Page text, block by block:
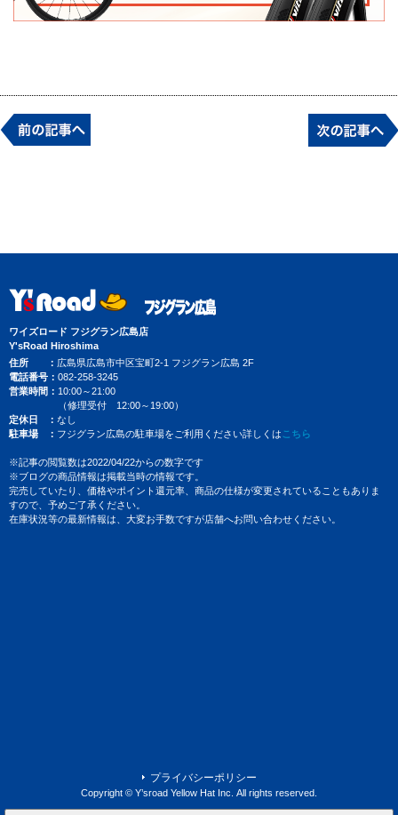
ワイズロード フジグラン広島店
Y'sRoad Hiroshima
住所
広島県広島市中区宝町2-1 フジグラン広島 2F
電話番号
082-258-3245
営業時間
10:00～21:00
（修理受付 12:00～19:00）
定休日
なし
駐車場
フジグラン広島の駐車場をご利用ください詳しくは こちら
※記事の閲覧数は2022/04/22からの数字です
※ブログの商品情報は掲載当時の情報です。
完売していたり、価格やポイント還元率、商品の仕様が変更されていることもありま
すので、予めご了承ください。
在庫状況等の最新情報は、大変お手数ですが店舗へお問い合わせください。
プライバシーポリシー
Copyright © Y’sroad Yellow Hat Inc. All rights reserved.